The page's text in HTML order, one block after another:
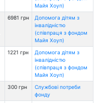
Майя Хоуп)
6981 грн
Допомога дітям з
інвалідністю
(співпраця з фондом
Майя Хоуп)
1221 грн
Допомога дітям з
інвалідністю
(співпраця з фондом
Майя Хоуп)
300 грн
Службові потреби
фонду